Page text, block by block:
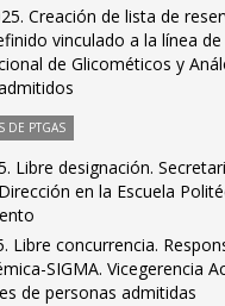
Creación de lista de
vinculado a la línea
de Glicométicos y
DE PTGAS
Libre designación.
en la Escuela
Libre concurrencia.
SIGMA. Vicegerencia
de personas admitidas